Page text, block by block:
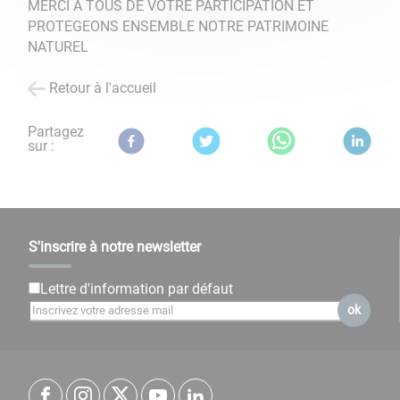
MERCI A TOUS DE VOTRE PARTICIPATION ET
PROTEGEONS ENSEMBLE NOTRE PATRIMOINE
NATUREL
Retour à l'accueil
Partagez
sur :
S'inscrire à notre newsletter
Lettre d'information par défaut
ok